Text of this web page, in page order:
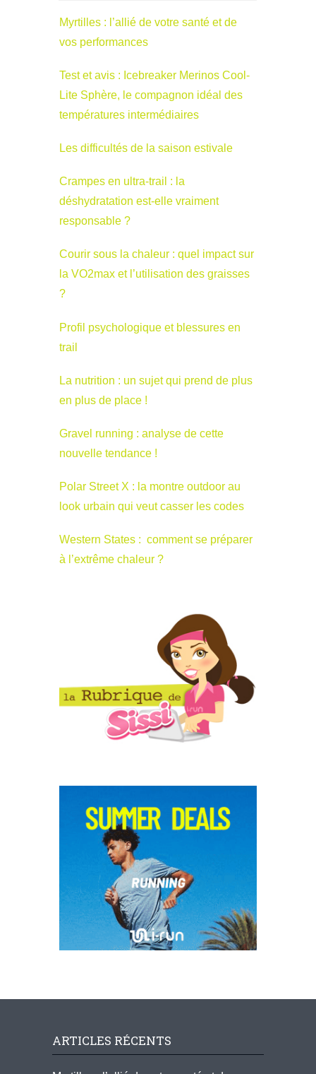
Myrtilles : l’allié de votre santé et de
vos performances
Test et avis : Icebreaker Merinos Cool-
Lite Sphère, le compagnon idéal des
températures intermédiaires
Les difficultés de la saison estivale
Crampes en ultra-trail : la
déshydratation est-elle vraiment
responsable ?
Courir sous la chaleur : quel impact sur
la VO2max et l’utilisation des graisses
?
Profil psychologique et blessures en
trail
La nutrition : un sujet qui prend de plus
en plus de place !
Gravel running : analyse de cette
nouvelle tendance !
Polar Street X : la montre outdoor au
look urbain qui veut casser les codes
Western States : comment se préparer
à l’extrême chaleur ?
ARTICLES RÉCENTS